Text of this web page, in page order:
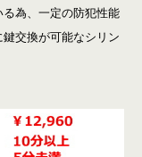
為、一定の防犯性能
交換が可能なシリン